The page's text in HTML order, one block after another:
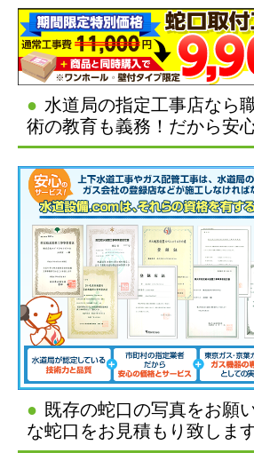
水道局の指定工事店なら
術の教育も義務！だから安
既存の蛇口の写真をお願
な蛇口をお見積もり致します